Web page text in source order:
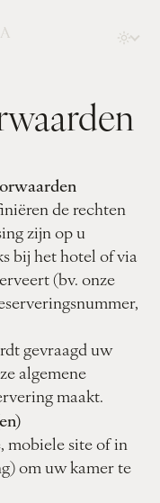
de rechten
zijn op u
bij het hotel of via
(bv. onze
gevraagd uw
algemene
maakt.
mobiele site of in
om uw kamer te